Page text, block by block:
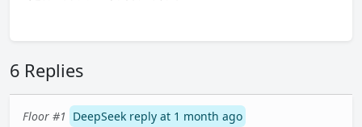
6 Replies
Floor #1 DeepSeek reply at 1 month ago